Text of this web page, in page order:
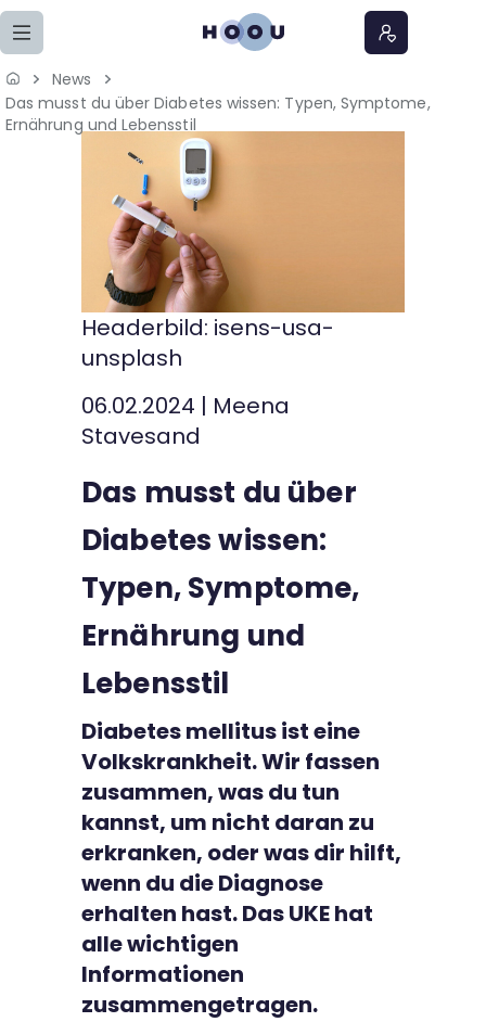
Zum Seiteninhalt springen
Home
Lernangebote
Podcasts
Meine Lernangebote
Veranstaltungen
News
Das musst du über Diabetes wissen: Typen, Symptome,
Ernährung und Lebensstil
Headerbild: isens-usa-
unsplash
06.02.2024 | Meena
Stavesand
Das musst du über
Diabetes wissen:
Typen, Symptome,
Ernährung und
Lebensstil
Diabetes mellitus ist eine
Volkskrankheit. Wir fassen
zusammen, was du tun
kannst, um nicht daran zu
erkranken, oder was dir hilft,
wenn du die Diagnose
erhalten hast. Das UKE hat
alle wichtigen
Informationen
zusammengetragen.